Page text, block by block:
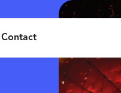
Contact